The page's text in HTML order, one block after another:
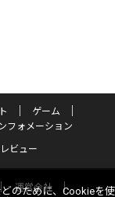
ゲーム
フォメーション
ビュー
運営会社
のために、Cookieを